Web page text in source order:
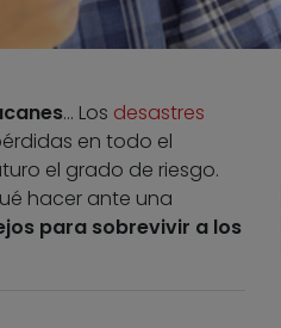
… Los desastres
en todo el
el grado de riesgo.
hacer ante una
para sobrevivir a los